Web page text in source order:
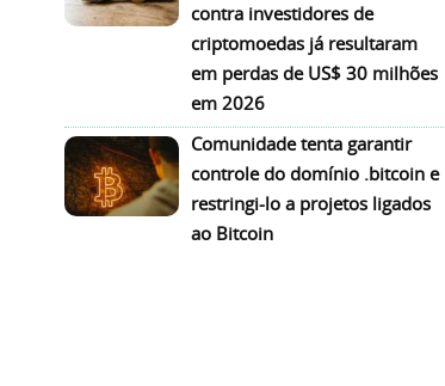
contra investidores de
criptomoedas já resultaram
em perdas de US$ 30 milhões
em 2026
Comunidade tenta garantir
controle do domínio .bitcoin e
restringi-lo a projetos ligados
ao Bitcoin